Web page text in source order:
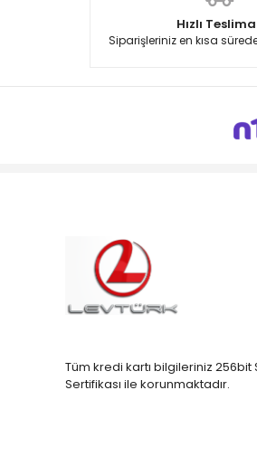
Hızlı
Siparişleriniz en kısa
Tüm kredi kartı bilgileriniz 256bit
Sertifikası ile korunmaktadır.